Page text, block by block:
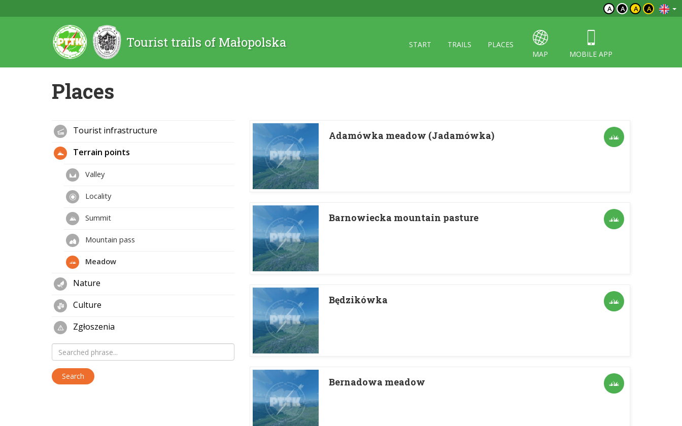
A A A A
Tourist trails of Małopolska START TRAILS
PLACES
MAP
MOBILE APP
Places
Adamówka meadow (Jadamówka)
Barnowiecka mountain pasture
Będzikówka
Bernadowa meadow
Tourist infrastructure
Terrain points
Valley
Locality
Summit
Mountain pass
Meadow
Nature
Culture
Zgłoszenia